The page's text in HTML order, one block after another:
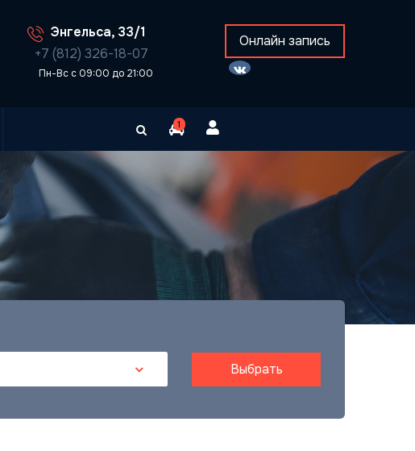
Энгельса, 33/1
+7 (812) 326-18-07
Пн-Вс с 09:00 до 21:00
Онлайн запись
1
Выбрать